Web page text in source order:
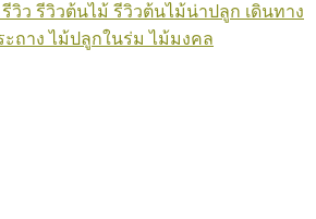
รีวิว รีวิวต้นไม้ รีวิวต้นไม้น่าปลูก เดินทาง
ถาง ไม้ปลูกในร่ม ไม้มงคล